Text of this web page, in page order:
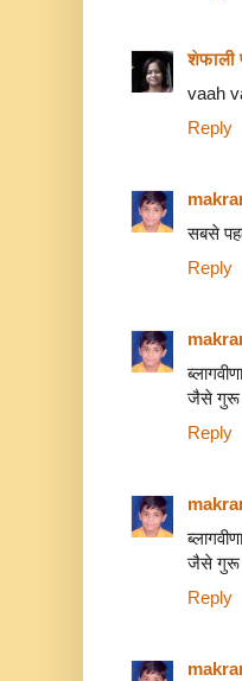
शेफाली
vaah
Reply
सबसे
Reply
जैसे गुरू
Reply
जैसे गुरू
Reply